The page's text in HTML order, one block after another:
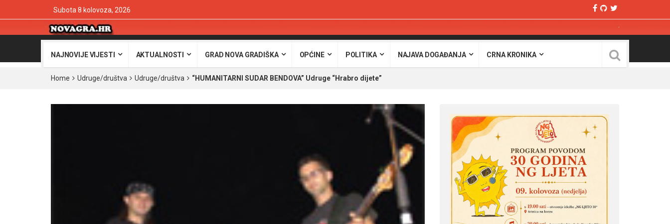
Subota 8 kolovoza, 2026
NAJNOVIJE VIJESTI AKTUALNOSTI GRAD NOVA GRADIŠKA OPĆINE POLITIKA NAJAVA DOGAĐANJA CRNA KRONIKA
Home Udruge/društva Udruge/društva “HUMANITARNI SUDAR BENDOVA” Udruge “Hrabro dijete”